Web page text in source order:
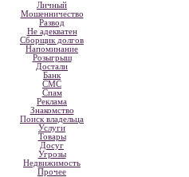
Личный
Мошенничество
Развод
Не адекватен
Сборщик долгов
Напоминание
Розыгрыш
Достали
Банк
СМС
Спам
Реклама
Знакомство
Поиск владельца
Услуги
Товары
Досуг
Угрозы
Недвижимость
Прочее